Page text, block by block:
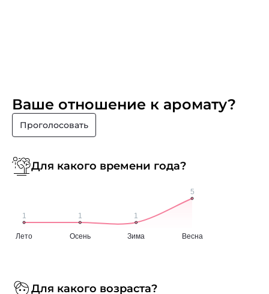
Ваше отношение к аромату?
Проголосовать
Для какого времени года?
Для какого возраста?